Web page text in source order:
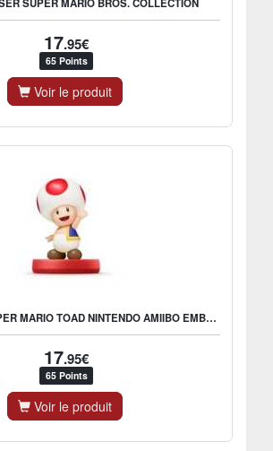
SUPER MARIO BROS. COLLECTION
17.95€
65 Points
Voir le produit
COLLECTION SUPER MARIO TOAD NINTENDO AMIIBO EMBALLÉE
17.95€
65 Points
Voir le produit